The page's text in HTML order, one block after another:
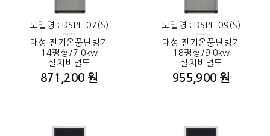
모델명 : DSPE-07(S)
대성 전기온풍난방기
14평형/7.0kw
설치비별도
871,200 원
모델명 : DSPE-09(S)
대성 전기온풍난방기
18평형/9.0kw
설치비별도
955,900 원